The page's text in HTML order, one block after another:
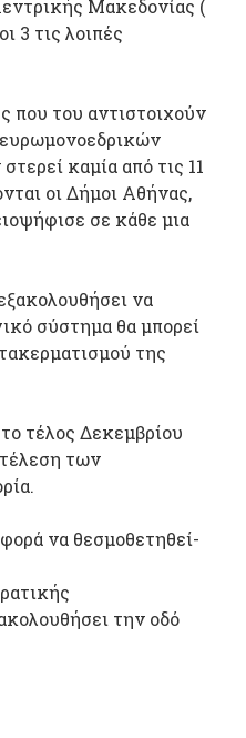
Μακεδονίας (
3 τις λοιπές
που του αντιστοιχούν
καμία από τις 11
οι Δήμοι Αθήνας,
σε κάθε μια
να
σύστημα θα μπορεί
της
τέλος Δεκεμβρίου
των
να θεσμοθετηθεί-
την οδό